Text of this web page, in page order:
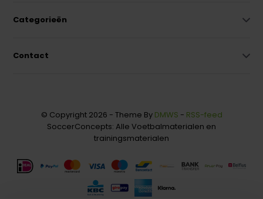
Categorieën
Contact
© Copyright 2026 - Theme By DMWS - RSS-feed
SoccerConcepts: Alle Voetbalmaterialen en
trainingsmaterialen